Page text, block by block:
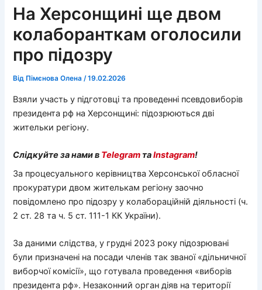
На Херсонщині ще двом
колаборанткам оголосили
про підозру
Від Пімєнова Олена/19.02.2026
Взяли участь у підготовці та проведенні псевдовиборів
президента рф на Херсонщині: підозрюються дві
жительки регіону.
Слідкуйте за нами в Telegram таInstagram!
За процесуального керівництва Херсонської обласної
прокуратури двом жителькам регіону заочно
повідомлено про підозру у колабораційній діяльності (ч.
2 ст. 28 та ч. 5 ст. 111-1 КК України).
За даними слідства, у грудні 2023 року підозрювані
були призначені на посади членів так званої «дільничної
виборчої комісії», що готувала проведення «виборів
президента рф». Незаконний орган діяв на території